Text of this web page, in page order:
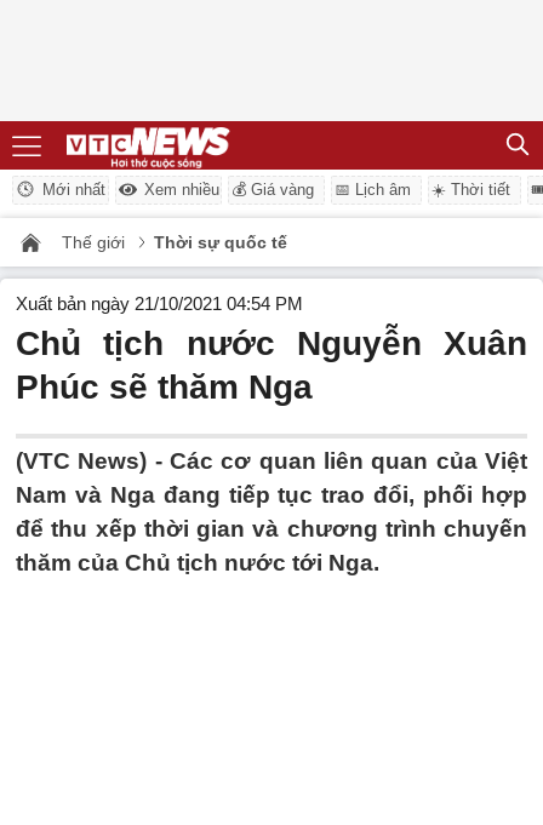
Mới nhất Xem nhiều 💰 Giá vàng 📅 Lịch âm ☀️ Thời tiết
Thế giới Thời sự quốc tế
Xuất bản ngày 21/10/2021 04:54 PM
Chủ tịch nước Nguyễn Xuân
Phúc sẽ thăm Nga
(VTC News) - Các cơ quan liên quan của Việt
Nam và Nga đang tiếp tục trao đổi, phối hợp
để thu xếp thời gian và chương trình chuyến
thăm của Chủ tịch nước tới Nga.